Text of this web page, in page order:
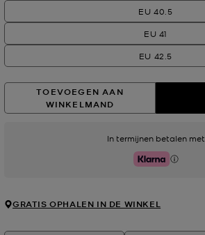
EU 40.5
EU 41
EU 42.5
TOEVOEGEN AAN
WINKELMAND
In termijnen betalen met
Klarna
GRATIS OPHALEN IN DE WINKEL